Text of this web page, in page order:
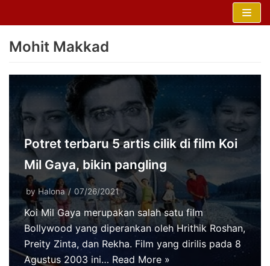
content
Mohit Makkad
Potret terbaru 5 artis cilik di film Koi
Mil Gaya, bikin pangling
by Halona 07/26/2021
Koi Mil Gaya merupakan salah satu film
Bollywood yang diperankan oleh Hrithik Roshan,
Preity Zinta, dan Rekha. Film yang dirilis pada 8
Agustus 2003 ini… Read More »